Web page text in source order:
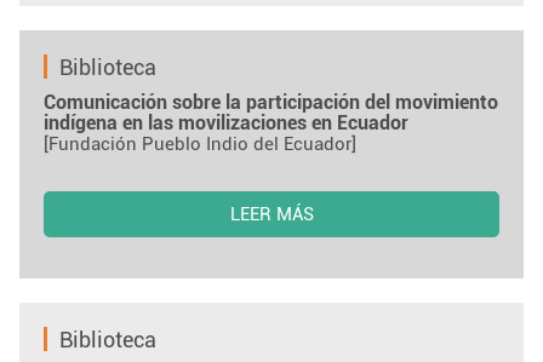
Biblioteca
Comunicación sobre la participación del movimiento
indígena en las movilizaciones en Ecuador
[Fundación Pueblo Indio del Ecuador]
LEER MÁS
Biblioteca